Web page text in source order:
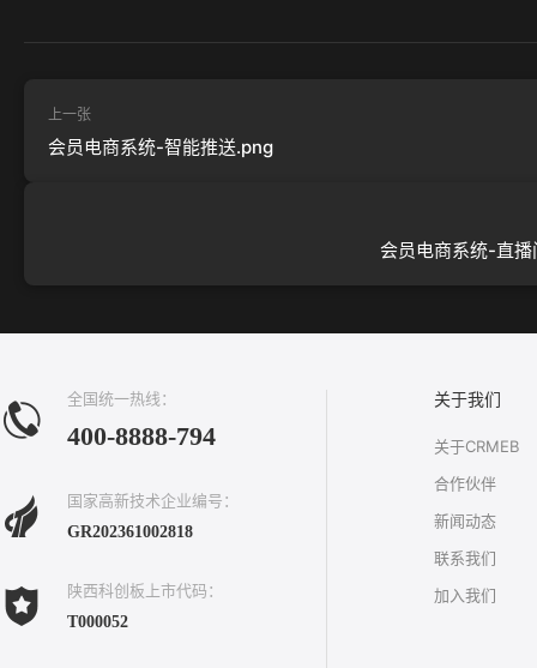
上一张
会员电商系统-智能推送.png
会员电商系统-直
全国统一热线：
400-8888-794
国家高新技术企业编号：
GR202361002818
陕西科创板上市代码：
T000052
关于我们
关于CRMEB
合作伙伴
新闻动态
联系我们
加入我们